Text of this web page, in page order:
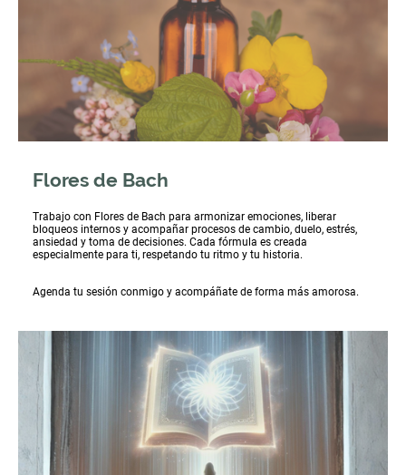
Flores de Bach
Trabajo con Flores de Bach para armonizar emociones, liberar
bloqueos internos y acompañar procesos de cambio, duelo, estrés,
ansiedad y toma de decisiones. Cada fórmula es creada
especialmente para ti, respetando tu ritmo y tu historia.
Agenda tu sesión conmigo y acompáñate de forma más amorosa.